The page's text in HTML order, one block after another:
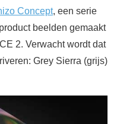
Concept, een serie
beelden gemaakt
2. Verwacht wordt dat
Grey Sierra (grijs)